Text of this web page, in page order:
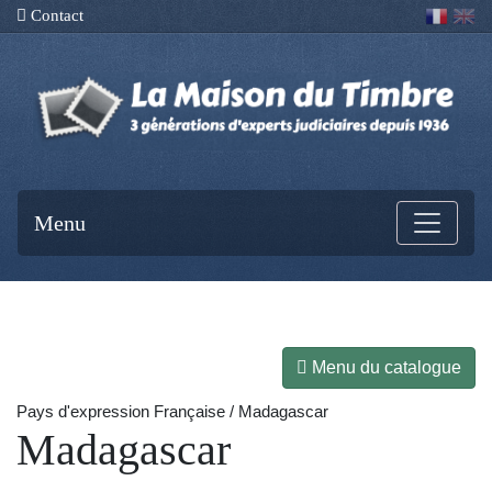
Contact
Menu
Menu du catalogue
Pays d'expression Française / Madagascar
Madagascar